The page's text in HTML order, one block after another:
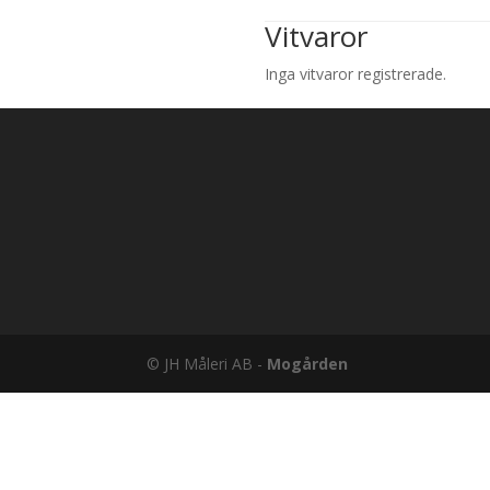
Vitvaror
Inga vitvaror registrerade.
© JH Måleri AB - Mogården